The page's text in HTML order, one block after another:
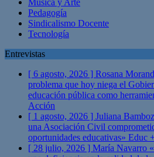
Música y Arte
Pedagogía
Sindicalismo Docente
Tecnología
Entrevistas
[ 6 agosto, 2026 ] Rosana
problema que hoy niega el
educación pública como
Acción
[ 1 agosto, 2026 ] Juliana
una Asociación Civil
oportunidades educativas» Educ
[ 28 julio, 2026 ] María Navarro